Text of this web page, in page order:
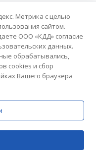
Поиск
5.0
76 отзывов
5.0
Метрика с целью
сайтом.
ООО «КДД» согласие
данных.
обрабатывались,
cookies и сбор
Вашего браузера